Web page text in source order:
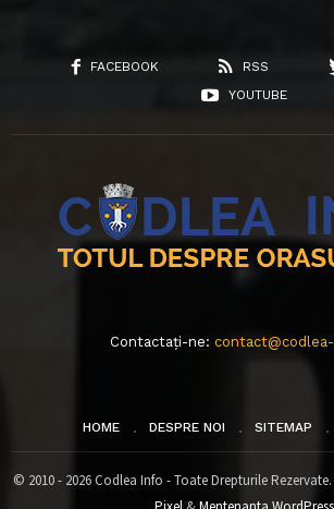
FACEBOOK RSS
YOUTUBE
Contactați-ne:
HOME DESPRE NOI SITEMAP
© 2010 - 2026 Codlea Info - Toate Drepturile